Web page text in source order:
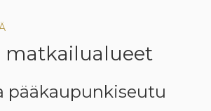
matkailualueet
pääkaupunkiseutu